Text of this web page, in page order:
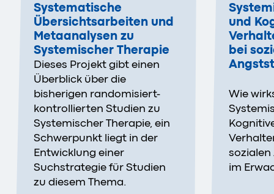
Systematische
Übersichtsarbeiten und
Metaanalysen zu
Systemischer Therapie
Dieses Projekt gibt einen
Überblick über die
bisherigen randomisiert-
kontrollierten Studien zu
Systemischer Therapie, ein
Schwerpunkt liegt in der
Entwicklung einer
Suchstrategie für Studien
zu diesem Thema.
und
bei
Wie
im